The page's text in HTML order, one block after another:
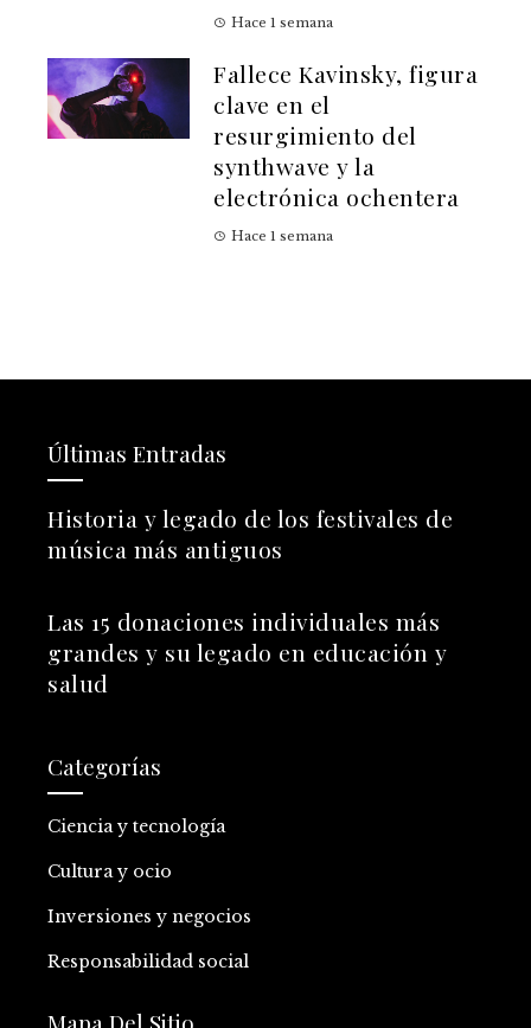
Hace 1 semana
Fallece Kavinsky, figura
clave en el
resurgimiento del
synthwave y la
electrónica ochentera
Hace 1 semana
Últimas Entradas
Historia y legado de los festivales de
música más antiguos
Las 15 donaciones individuales más
grandes y su legado en educación y
salud
Categorías
Ciencia y tecnología
Cultura y ocio
Inversiones y negocios
Responsabilidad social